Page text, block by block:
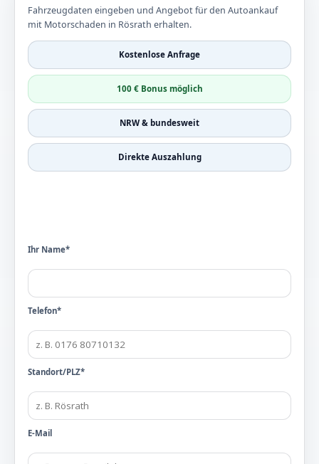
Fahrzeugdaten eingeben und Angebot für den Autoankauf
mit Motorschaden in Rösrath erhalten.
Kostenlose Anfrage
100 € Bonus möglich
NRW & bundesweit
Direkte Auszahlung
Ihr Name*
Telefon*
Standort/PLZ*
E-Mail